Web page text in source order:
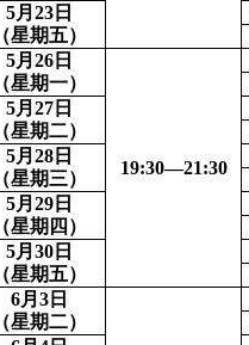
5月23日
（星期五）
5月26日
（星期一）
19:30—21:30
5月27日
（星期二）
5月28日
（星期三）
5月29日
（星期四）
5月30日
（星期五）
6月3日
（星期二）